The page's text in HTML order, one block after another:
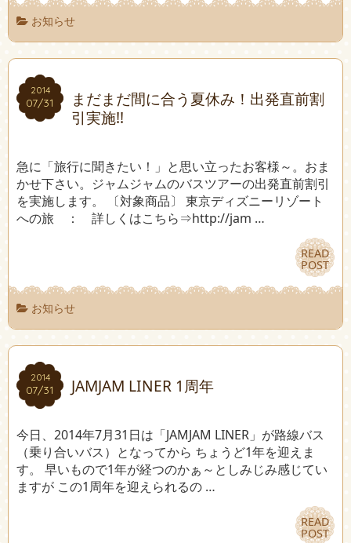
お知らせ
2014
07/31
2014
07/31
まだまだ間に合う夏休み！出発直前割
引実施!!
急に「旅行に聞きたい！」と思い立ったお客様～。おま
かせ下さい。ジャムジャムのバスツアーの出発直前割引
を実施します。 〔対象商品〕 東京ディズニーリゾート
への旅 ： 詳しくはこちら⇒http://jam …
READ
POST
READ
POST
お知らせ
2014
07/31
2014
07/31 JAMJAM LINER 1周年
今日、2014年7月31日は「JAMJAM LINER」が路線バス
（乗り合いバス）となってから ちょうど1年を迎えま
す。 早いもので1年が経つのかぁ～としみじみ感じてい
ますが この1周年を迎えられるの …
READ
POST
READ
POST